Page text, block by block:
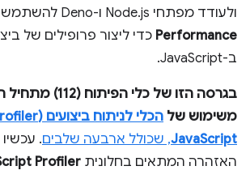
ולעודד מפתחי Node.js ו-Deno להשתמש בחלונית
Performance
ב-JavaScript.
בגרסה הזו של כלי
משימוש של
JavaScript, שכולל ארבעה שלבים.
האזהרה המתאים בחלונית Profiler